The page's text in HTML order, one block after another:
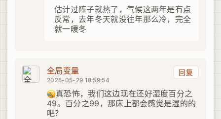
估计过阵子就热了，气候这两年是有点
反常，去年冬天就没往年那么冷，完全
就一暖冬
回复
全局变量
2025-05-29 18:59:54
真恐怖，我们这边现在还好湿度百分之
49。百分之99，那床上都会感觉是湿的的
吧？